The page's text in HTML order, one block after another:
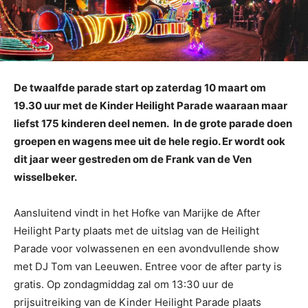
De twaalfde parade start op zaterdag 10 maart om
19.30 uur met de Kinder Heilight Parade waaraan maar
liefst 175 kinderen deel nemen. In de grote parade doen
groepen en wagens mee uit de hele regio. Er wordt ook
dit jaar weer gestreden om de Frank van de Ven
wisselbeker.
Aansluitend vindt in het Hofke van Marijke de After
Heilight Party plaats met de uitslag van de Heilight
Parade voor volwassenen en een avondvullende show
met DJ Tom van Leeuwen. Entree voor de after party is
gratis. Op zondagmiddag zal om 13:30 uur de
prijsuitreiking van de Kinder Heilight Parade plaats